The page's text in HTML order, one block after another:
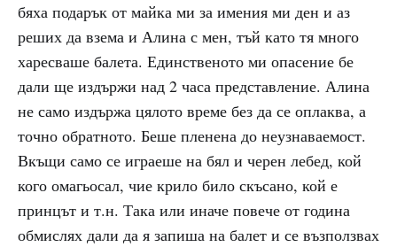
бяха подарък от майка ми за имения ми ден и аз
реших да взема и Алина с мен, тъй като тя много
харесваше балета. Единственото ми опасение бе
дали ще издържи над 2 часа представление. Алина
не само издържа цялото време без да се оплаква, а
точно обратното. Беше пленена до неузнаваемост.
Вкъщи само се играеше на бял и черен лебед, кой
кого омагьосал, чие крило било скъсано, кой е
принцът и т.н. Така или иначе повече от година
обмислях дали да я запиша на балет и се възползвах